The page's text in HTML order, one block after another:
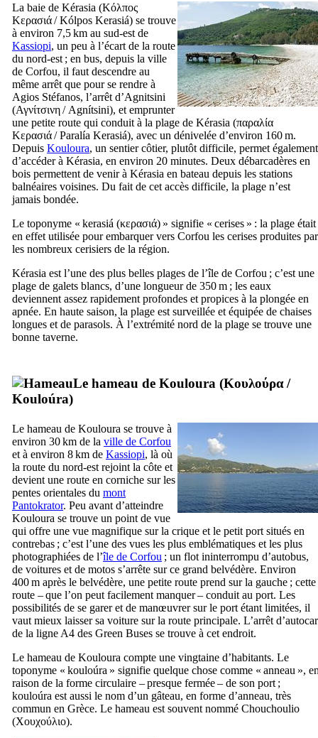
La baie de Kérasia (Κόλπος
Κερασιά/Kólpos Kerasiá) se trouve
à environ 7,5 km au sud-est de
Kassiopi, un peu à l’écart de la route
du nord-est ; en bus, depuis la ville
de Corfou, il faut descendre au
même arrêt que pour se rendre à
Agios Stéfanos, l’arrêt d’Agnitsini
(Αγνίτσινη/ Agnítsini), et emprunter
une petite route qui conduit à la plage de Kérasia (παραλία
Κερασιά/Paralía Kerasiá), avec un dénivelée d’environ 160 m.
Depuis Kouloura, un sentier côtier, plutôt difficile, permet également
d’accéder à Kérasia, en environ 20 minutes. Deux débarcadères en
bois permettent de venir à Kérasia en bateau depuis les stations
balnéaires voisines. Du fait de cet accès difficile, la plage n’est
jamais bondée.
Le toponyme « kerasiá (κερασιά) » signifie « cerises » : la plage était
en effet utilisée pour embarquer vers Corfou les cerises produites par
les nombreux cerisiers de la région.
Kérasia est l’une des plus belles plages de l’île de Corfou ; c’est une
plage de galets blancs, d’une longueur de 350 m ; les eaux
deviennent assez rapidement profondes et propices à la plongée en
apnée. En haute saison, la plage est surveillée et équipée de chaises
longues et de parasols. À l’extrémité nord de la plage se trouve une
bonne taverne.
Le hameau de Kouloura (Κουλούρα/
Kouloúra)
Le hameau de Kouloura se trouve à
environ 30 km de la ville de Corfou
et à environ 8 km de Kassiopi, là où
la route du nord-est rejoint la côte et
devient une route en corniche sur les
pentes orientales du mont
Pantokrator. Peu avant d’atteindre
Kouloura se trouve un point de vue
qui offre une vue magnifique sur la crique et le petit port situés en
contrebas ; c’est l’une des vues les plus emblématiques et les plus
photographiées de l’île de Corfou ; un flot ininterrompu d’autobus,
de voitures et de motos s’arrête sur ce grand belvédère. Environ
400 m après le belvédère, une petite route prend sur la gauche ; cette
route – que l’on peut facilement manquer – conduit au port. Les
possibilités de se garer et de manœuvrer sur le port étant limitées, il
vaut mieux laisser sa voiture sur la route principale. L’arrêt d’autocar
de la ligne A4 des Green Buses se trouve à cet endroit.
Le hameau de Kouloura compte une vingtaine d’habitants. Le
toponyme « kouloúra » signifie quelque chose comme « anneau »,
raison de la forme circulaire – presque fermée – de son port ;
kouloúra est aussi le nom d’un gâteau, en forme d’anneau, très
commun en Grèce. Le hameau est souvent nommé Chouchoulio
(Χουχούλιο).